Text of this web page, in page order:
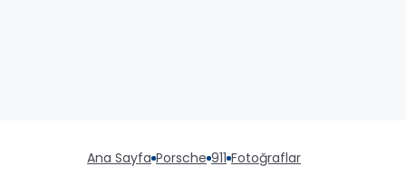
Ana Sayfa Porsche 911 Fotoğraflar